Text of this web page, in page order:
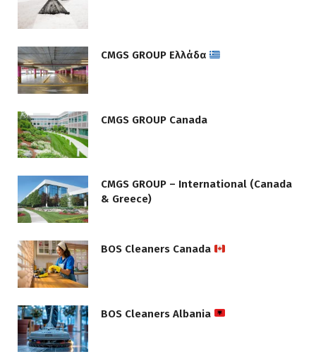
CMGS GROUP Ελλάδα
CMGS GROUP Canada
CMGS GROUP – International (Canada
& Greece)
BOS Cleaners Canada
BOS Cleaners Albania